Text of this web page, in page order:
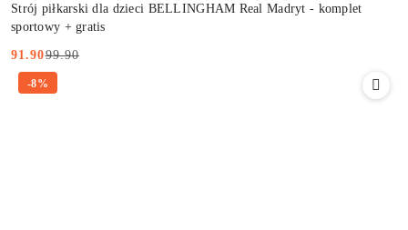
Strój piłkarski dla dzieci BELLINGHAM Real Madryt - komplet
sportowy + gratis
Cena
promocyjna:
91.90
Cena
przed
99.90
-8%